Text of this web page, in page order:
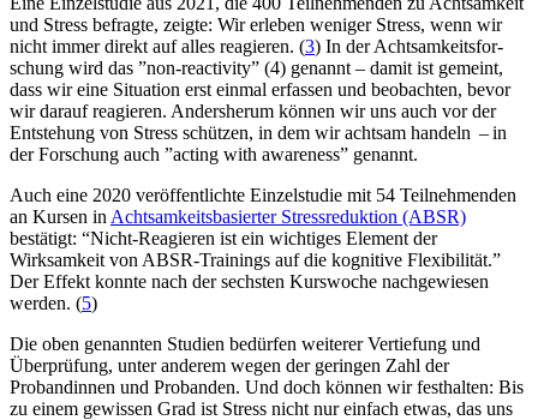
und Stress befragte, zeigte: Wir erleben weniger Stress, wenn wir
nicht immer direkt auf alles reagieren. (3) In der Acht­sam­keits­for­
schung wird das ”non-reac­tivity” (4) genannt – damit ist gemeint,
dass wir eine Situa­tion erst einmal erfas­sen und beob­ach­ten, bevor
wir darauf reagie­ren. Andersherum können wir uns auch vor der
Entstehung von Stress schützen, in dem wir achtsam handeln – in
der For­schung auch ”acting with awa­ren­ess” genannt.
Auch eine 2020 veröffentlichte Einzelstudie mit 54 Teilnehmenden
an Kursen in Achtsamkeitsbasierter Stressreduktion (ABSR)
bestätigt: “Nicht-Reagieren ist ein wichtiges Element der
Wirksamkeit von ABSR-Trainings auf die kognitive Flexibilität.”
Der Effekt konnte nach der sechsten Kurswoche nachgewiesen
werden. (5)
Die oben genannten Studien bedürfen weiterer Vertiefung und
Überprüfung, unter anderem wegen der geringen Zahl der
Probandinnen und Probanden. Und doch können wir festhalten: Bis
zu einem gewissen Grad ist Stress nicht nur einfach etwas, das uns